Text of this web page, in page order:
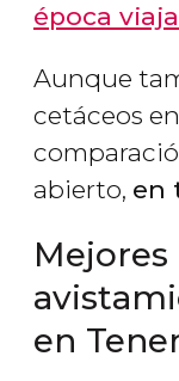
época
Aunque
cetáceos en
abierto, en
en